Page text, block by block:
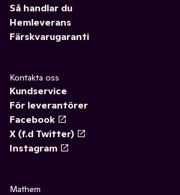
Så handlar du
Hemleverans
Färskvarugaranti
Kontakta oss
Kundservice
För leverantörer
Facebook
X (f.d Twitter)
Instagram
Mathem